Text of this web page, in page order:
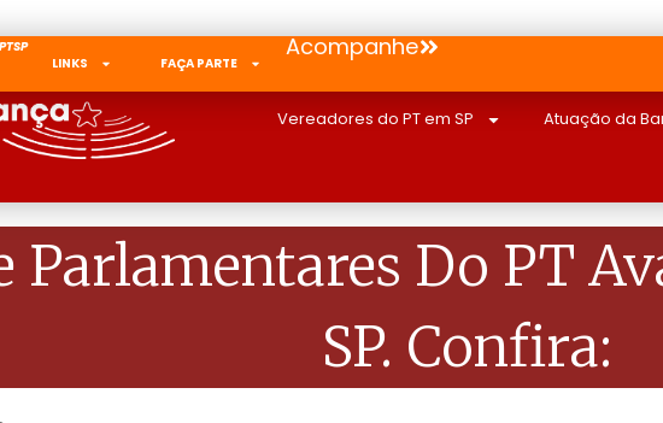
LINKS
FAÇA PARTE
Acompanhe
Vereadores do PT em SP Atuação da
Parlamentares Do PT
SP. Confira: